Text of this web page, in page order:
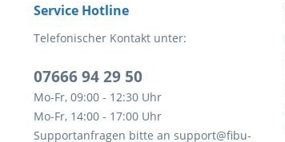
Service Hotline
Telefonischer Kontakt unter:
07666 94 29 50
Mo-Fr, 09:00 - 12:30 Uhr
Mo-Fr, 14:00 - 17:00 Uhr
Supportanfragen bitte an support@fibu-